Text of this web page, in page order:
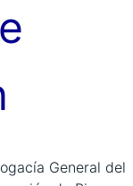
General del